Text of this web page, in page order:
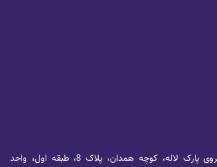
تهران، کارگرشمالی، روبروی پارک لاله، کوچه همدان، پلاک 8، طبقه اول، واحد